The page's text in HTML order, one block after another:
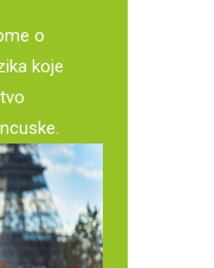
o
koje